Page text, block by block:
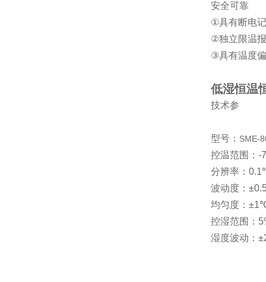
安全可靠
①具有断电
②独立限温
③具有温度
低湿恒温
技术参
型号： SME-
控温范围： -
分辨率：
波动度：
均匀度：
控湿范围：
湿度波动：